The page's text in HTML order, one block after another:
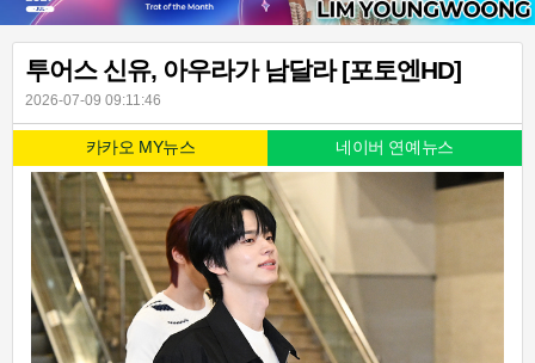
투어스 신유, 아우라가 남달라 [포토엔HD]
2026-07-09 09:11:46
카카오 MY뉴스 네이버 연예뉴스